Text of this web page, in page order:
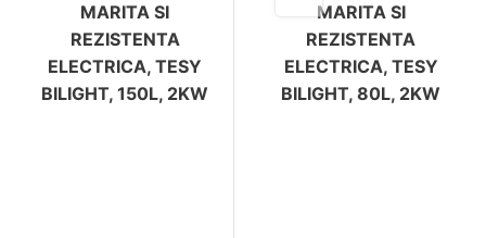
MARITA SI
REZISTENTA
ELECTRICA, TESY
BILIGHT, 150L, 2KW
MARITA SI
REZISTENTA
ELECTRICA, TESY
BILIGHT, 80L, 2KW